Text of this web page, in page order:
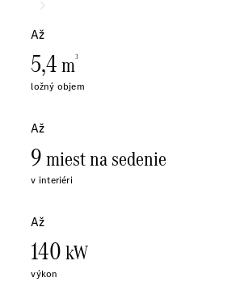
Všetky modely
Elektrické modely